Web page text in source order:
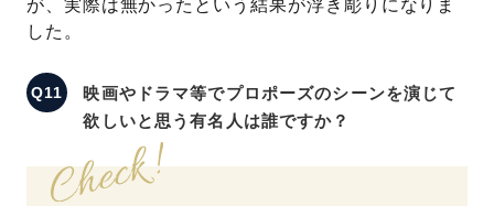
が、実際は無かったという結果が浮き彫りになりま
した。
映画やドラマ等でプロポーズのシーンを演じて
欲しいと思う有名人は誰ですか？